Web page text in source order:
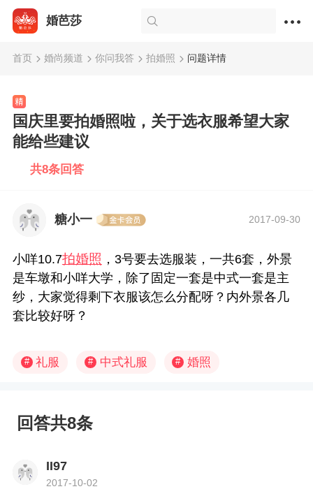
婚芭莎
首页 婚尚频道 你问我答 拍婚照 问题详情
国庆里要拍婚照啦，关于选衣服希望大家
能给些建议
共8条回答
糖小一 2017-09-30
小咩10.7拍婚照 ，3号要去选服装，一共6套，外景
是车墩和小咩大学，除了固定一套是中式一套是主
纱，大家觉得剩下衣服该怎么分配呀？内外景各几
套比较好呀？
# 礼服 # 中式礼服 # 婚照
回答共8条
II97
2017-10-02